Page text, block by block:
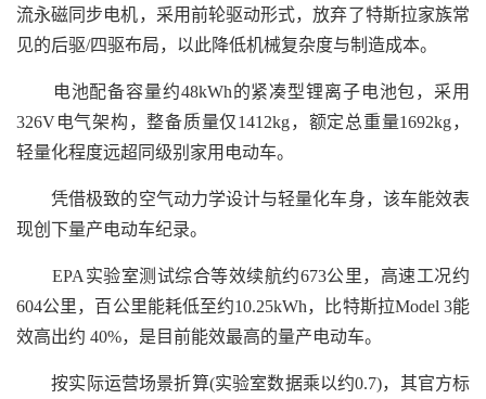
流永磁同步电机，采用前轮驱动形式，放弃了特斯拉家族常
见的后驱/四驱布局，以此降低机械复杂度与制造成本。
电池配备容量约48kWh的紧凑型锂离子电池包，采用
326V电气架构，整备质量仅1412kg，额定总重量1692kg，
轻量化程度远超同级别家用电动车。
凭借极致的空气动力学设计与轻量化车身，该车能效表
现创下量产电动车纪录。
EPA实验室测试综合等效续航约673公里，高速工况约
604公里，百公里能耗低至约10.25kWh，比特斯拉Model 3能
效高出约 40%，是目前能效最高的量产电动车。
按实际运营场景折算(实验室数据乘以约0.7)，其官方标